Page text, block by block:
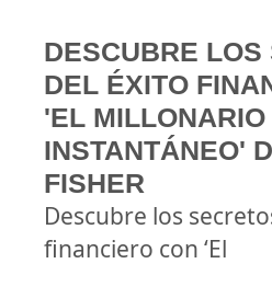
DESCUBRE LOS
DEL ÉXITO
'EL MILLONARIO
INSTANTÁNEO'
FISHER
Descubre los
financiero con ‘El